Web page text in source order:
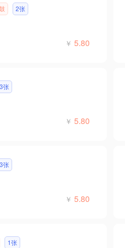
2张
￥ 5.80
3张
￥ 5.80
3张
￥ 5.80
1张